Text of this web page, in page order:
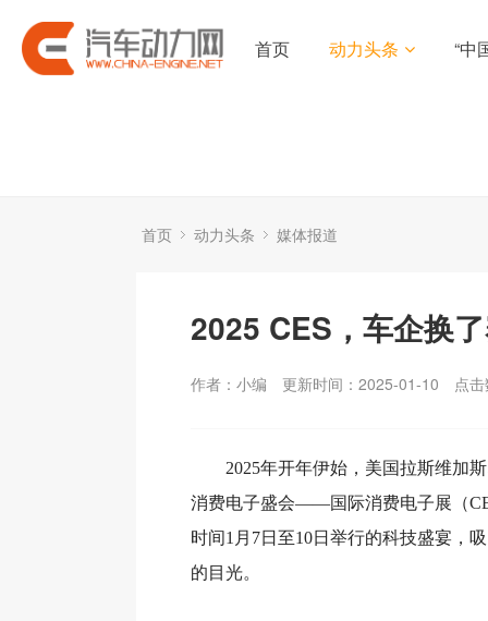
首页 动力头条 “中
首页 动力头条 媒体报道
2025 CES，车企换
作者：小编 更新时间：2025-01-10 点
2025年开年伊始，美国拉斯维加
消费电子盛会——国际消费电子展（
时间1月7日至10日举行的科技盛宴，
的目光。